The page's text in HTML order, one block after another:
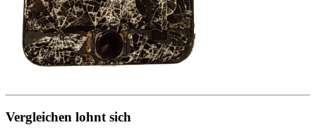
Vergleichen lohnt sich